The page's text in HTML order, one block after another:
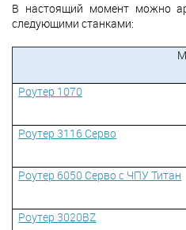
В настоящий момент можно
следующими станками:
Роутер 1070
Роутер 3116 Серво
Роутер 6050 Серво с ЧПУ Титан
Роутер 3020BZ